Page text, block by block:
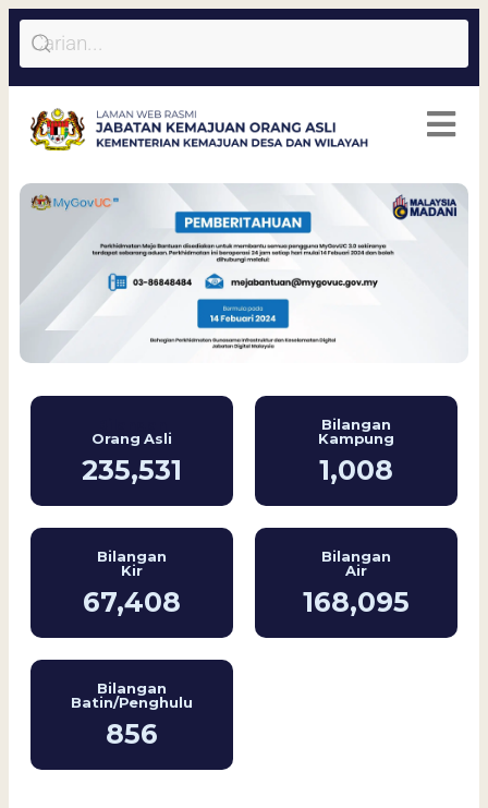
Orang Asli
235,531
Bilangan
Kampung
1,008
Bilangan
Kir
67,408
Bilangan
Air
168,095
Bilangan
Batin/Penghulu
856